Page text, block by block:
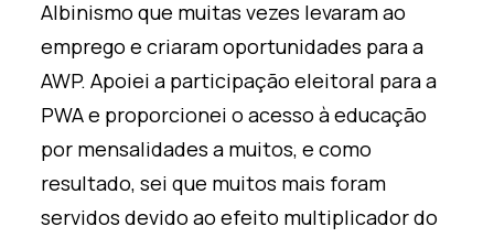
Albinismo que muitas vezes levaram ao
emprego e criaram oportunidades para a
AWP. Apoiei a participação eleitoral para a
PWA e proporcionei o acesso à educação
por mensalidades a muitos, e como
resultado, sei que muitos mais foram
servidos devido ao efeito multiplicador do